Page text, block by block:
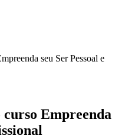
seu Ser Pessoal e
Empreenda